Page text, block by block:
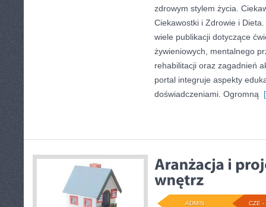
zdrowym stylem życia.
Ciekawostki i Zdrowie i
wiele publikacji dotyczące
żywieniowych, mentalnego
rehabilitacji oraz zagadnień
portal integruje aspekty
doświadczeniami. Ogromną
CZE -
ADMIN